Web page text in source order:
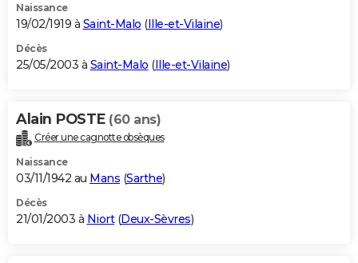
Naissance
19/02/1919 à Saint-Malo (Ille-et-Vilaine)
Décès
25/05/2003 à Saint-Malo (Ille-et-Vilaine)
Alain POSTE (60 ans)
Créer une cagnotte obsèques
Naissance
03/11/1942 au Mans (Sarthe)
Décès
21/01/2003 à Niort(Deux-Sèvres)